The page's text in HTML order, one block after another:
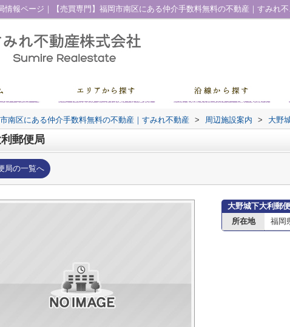
大野城下
市南区にある仲介手数料無料の不動産｜すみれ不動産 > 周辺施設案内 > 大野
郵便局
局の一覧へ
大野城下大利郵
所在地
福岡